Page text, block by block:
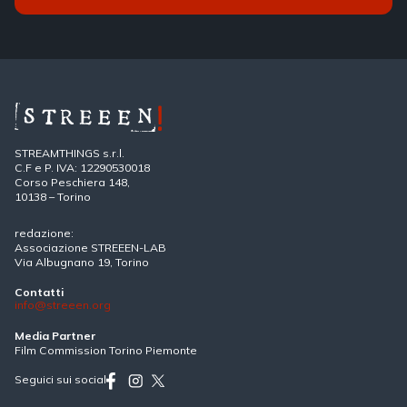
STREAMTHINGS s.r.l.
C.F e P. IVA: 12290530018
Corso Peschiera 148,
10138 – Torino
redazione:
Associazione STREEEN-LAB
Via Albugnano 19, Torino
Contatti
info@streeen.org
Media Partner
Film Commission Torino Piemonte
Seguici sui social